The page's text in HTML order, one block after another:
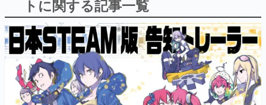
日本モバイルゲーム産業史
日本のモバイルゲーム史における主要なトピック・タイト
ルを網羅するほか、開発者へのインタビューや識者による
解説を掲載。約20年の歴史が一望できる決定版！
若ゲのいたり〜ゲームクリエイターの青春〜
『うつヌケ』『ペンと箸』等で知られるマンガ家・田中圭
一先生によるゲーム業界レポートマンガです。
トに関する記事一覧